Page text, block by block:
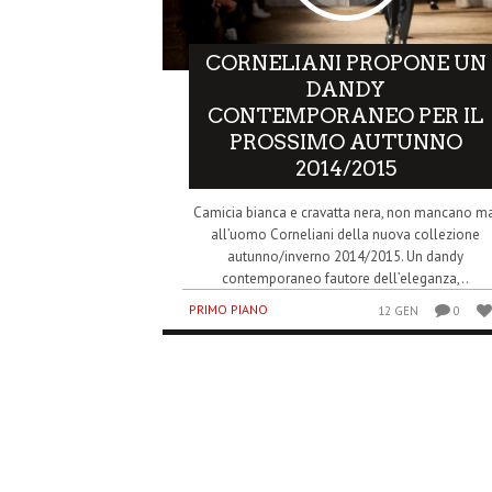
CORNELIANI PROPONE UN
DANDY
CONTEMPORANEO PER IL
PROSSIMO AUTUNNO
2014/2015
Camicia bianca e cravatta nera, non mancano
all’uomo Corneliani della nuova collezione
autunno/inverno 2014/2015. Un dandy
contemporaneo fautore dell’eleganza,..
PRIMO PIANO 12 GEN 0